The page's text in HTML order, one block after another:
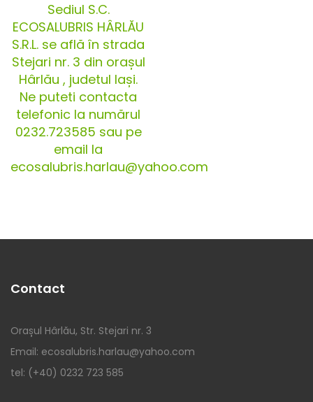
Sediul S.C.
ECOSALUBRIS HÂRLĂU
S.R.L. se află în strada
Stejari nr. 3 din orașul
Hârlău , judetul Iași.
Ne puteti contacta
telefonic la numărul
0232.723585 sau pe
email la
ecosalubris.harlau@yahoo.com
Contact
Orașul Hârlău, Str. Stejari nr. 3
Email: ecosalubris.harlau@yahoo.com
tel: (+40) 0232 723 585